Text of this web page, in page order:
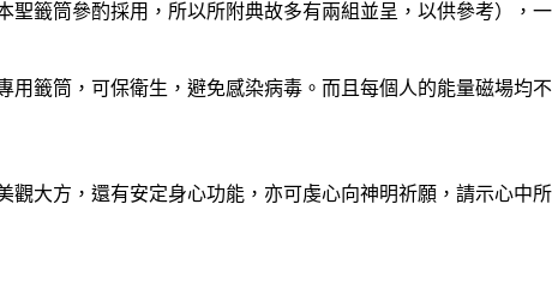
籤筒參酌採用，所以所附典故多有兩組並呈，以供參考），
籤筒，可保衛生，避免感染病毒。而且每個人的能量磁場均
大方，還有安定身心功能，亦可虔心向神明祈願，請示心中